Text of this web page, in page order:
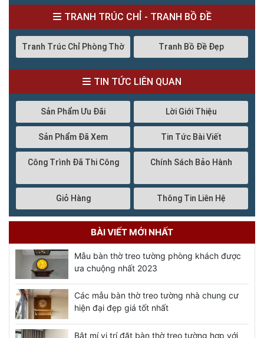
TRANH TRÚC CHỈ - TRANH BỒ ĐỀ
Tranh Trúc Chỉ Phòng Thờ Tranh Bồ Đề Đẹp
TIN TỨC LIÊN QUAN
Sản Phẩm Ưu Đãi Lời Giới Thiệu
Sản Phẩm Đã Xem Tin Tức Bài Viết
Công Trình Đã Thi Công Chính Sách Bảo Hành
Giỏ Hàng Thông Tin Liên Hệ
BÀI VIẾT MỚI NHẤT
Mẫu bàn thờ treo tường phòng khách được
ưa chuộng nhất 2023
Các mẫu bàn thờ treo tường nhà chung cư
hiện đại đẹp giá tốt nhất
Bật mí vị trí đặt bàn thờ treo tường hợp với